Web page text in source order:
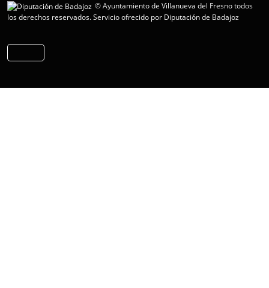
© Ayuntamiento de Villanueva del Fresno todos
los derechos reservados.Servicio ofrecido por Diputación de Badajoz